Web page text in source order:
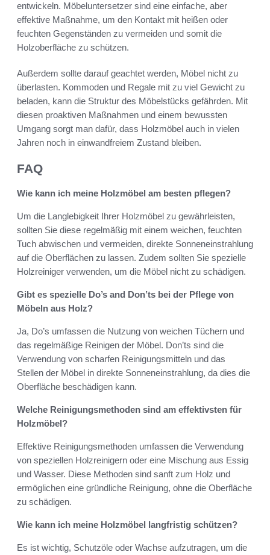
entwickeln. Möbeluntersetzer sind eine einfache, aber
effektive Maßnahme, um den Kontakt mit heißen oder
feuchten Gegenständen zu vermeiden und somit die
Holzoberfläche zu schützen.
Außerdem sollte darauf geachtet werden, Möbel nicht zu
überlasten. Kommoden und Regale mit zu viel Gewicht zu
beladen, kann die Struktur des Möbelstücks gefährden. Mit
diesen proaktiven Maßnahmen und einem bewussten
Umgang sorgt man dafür, dass Holzmöbel auch in vielen
Jahren noch in einwandfreiem Zustand bleiben.
FAQ
Wie kann ich meine Holzmöbel am besten pflegen?
Um die Langlebigkeit Ihrer Holzmöbel zu gewährleisten,
sollten Sie diese regelmäßig mit einem weichen, feuchten
Tuch abwischen und vermeiden, direkte Sonneneinstrahlung
auf die Oberflächen zu lassen. Zudem sollten Sie spezielle
Holzreiniger verwenden, um die Möbel nicht zu schädigen.
Gibt es spezielle Do’s and Don’ts bei der Pflege von
Möbeln aus Holz?
Ja, Do’s umfassen die Nutzung von weichen Tüchern und
das regelmäßige Reinigen der Möbel. Don’ts sind die
Verwendung von scharfen Reinigungsmitteln und das
Stellen der Möbel in direkte Sonneneinstrahlung, da dies die
Oberfläche beschädigen kann.
Welche Reinigungsmethoden sind am effektivsten für
Holzmöbel?
Effektive Reinigungsmethoden umfassen die Verwendung
von speziellen Holzreinigern oder eine Mischung aus Essig
und Wasser. Diese Methoden sind sanft zum Holz und
ermöglichen eine gründliche Reinigung, ohne die Oberfläche
zu schädigen.
Wie kann ich meine Holzmöbel langfristig schützen?
Es ist wichtig, Schutzöle oder Wachse aufzutragen, um die